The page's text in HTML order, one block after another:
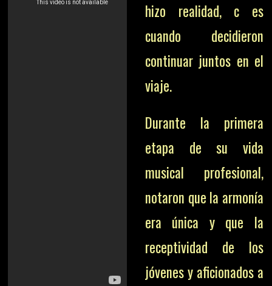
hizo realidad, c es
cuando decidieron
continuar juntos en el
viaje.
Durante la primera
etapa de su vida
musical profesional,
notaron que la armonía
era única y que la
receptividad de los
jóvenes y aficionados a